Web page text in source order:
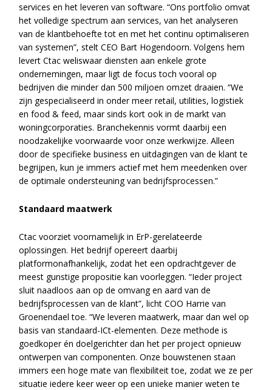
services en het leveren van software. “Ons portfolio omvat
het volledige spectrum aan services, van het analyseren
van de klantbehoefte tot en met het continu optimaliseren
van systemen”, stelt CEO Bart Hogendoorn. Volgens hem
levert Ctac weliswaar diensten aan enkele grote
ondernemingen, maar ligt de focus toch vooral op
bedrijven die minder dan 500 miljoen omzet draaien. “We
zijn gespecialiseerd in onder meer retail, utilities, logistiek
en food & feed, maar sinds kort ook in de markt van
woningcorporaties. Branchekennis vormt daarbij een
noodzakelijke voorwaarde voor onze werkwijze. Alleen
door de specifieke business en uitdagingen van de klant te
begrijpen, kun je immers actief met hem meedenken over
de optimale ondersteuning van bedrijfsprocessen.”
Standaard maatwerk
Ctac voorziet voornamelijk in ErP-gerelateerde
oplossingen. Het bedrijf opereert daarbij
platformonafhankelijk, zodat het een opdrachtgever de
meest gunstige propositie kan voorleggen. “Ieder project
sluit naadloos aan op de omvang en aard van de
bedrijfsprocessen van de klant”, licht COO Harrie van
Groenendael toe. “We leveren maatwerk, maar dan wel op
basis van standaard-ICt-elementen. Deze methode is
goedkoper én doelgerichter dan het per project opnieuw
ontwerpen van componenten. Onze bouwstenen staan
immers een hoge mate van flexibiliteit toe, zodat we ze per
situatie iedere keer weer op een unieke manier weten te